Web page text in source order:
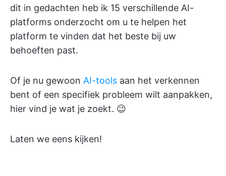
dit in gedachten heb ik 15 verschillende AI-
platforms onderzocht om u te helpen het
platform te vinden dat het beste bij uw
behoeften past.
Of je nu gewoon AI-tools aan het verkennen
bent of een specifiek probleem wilt aanpakken,
hier vind je wat je zoekt. 😉
Laten we eens kijken!